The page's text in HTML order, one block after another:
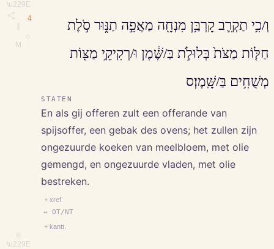
\u229E
M
4
⎘
\u229E
וְ/כִ֥י תַקְרִ֛ב קָרְבַּ֥ן מִנְחָ֖ה מַאֲפֵ֣ה תַנּ֑וּר סֹ֣לֶת
חַלּ֤וֹת מַצֹּת֙ בְּלוּלֹ֣ת בַּ/שֶּׁ֔מֶן וּ/רְקִיקֵ֥י מַצּ֖וֹת
מְשֻׁחִ֥ים בַּ/שָּֽׁמֶן׃ס
STATEN
En als gij offeren zult een offerande van
spijsoffer, een gebak des ovens; het zullen zijn
ongezuurde koeken van meelbloem, met olie
gemengd, en ongezuurde vladen, met olie
bestreken.
+ xref
↔ OT/NT
+ kantt.